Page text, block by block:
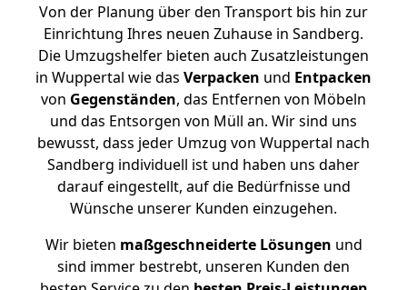
Von der Planung über den Transport bis hin zur
Einrichtung Ihres neuen Zuhause in Sandberg.
Die Umzugshelfer bieten auch Zusatzleistungen
in Wuppertal wie das Verpacken und Entpacken
von Gegenständen, das Entfernen von Möbeln
und das Entsorgen von Müll an. Wir sind uns
bewusst, dass jeder Umzug von Wuppertal nach
Sandberg individuell ist und haben uns daher
darauf eingestellt, auf die Bedürfnisse und
Wünsche unserer Kunden einzugehen.
Wir bieten maßgeschneiderte Lösungen und
sind immer bestrebt, unseren Kunden den